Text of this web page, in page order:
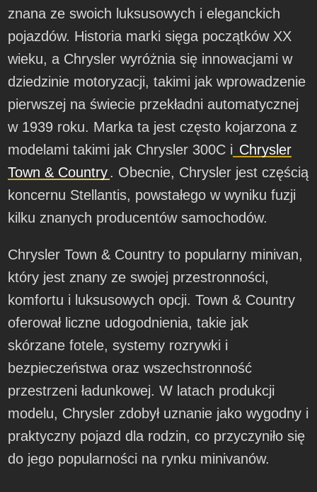
znana ze swoich luksusowych i eleganckich
pojazdów. Historia marki sięga początków XX
wieku, a Chrysler wyróżnia się innowacjami w
dziedzinie motoryzacji, takimi jak wprowadzenie
pierwszej na świecie przekładni automatycznej
w 1939 roku. Marka ta jest często kojarzona z
modelami takimi jak Chrysler 300C i Chrysler
Town & Country. Obecnie, Chrysler jest częścią
koncernu Stellantis, powstałego w wyniku fuzji
kilku znanych producentów samochodów.
Chrysler Town & Country to popularny minivan,
który jest znany ze swojej przestronności,
komfortu i luksusowych opcji. Town & Country
oferował liczne udogodnienia, takie jak
skórzane fotele, systemy rozrywki i
bezpieczeństwa oraz wszechstronność
przestrzeni ładunkowej. W latach produkcji
modelu, Chrysler zdobył uznanie jako wygodny i
praktyczny pojazd dla rodzin, co przyczyniło się
do jego popularności na rynku minivanów.